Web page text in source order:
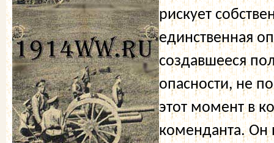
рискует
единственная
создавшееся
опасности, не
этот момент в
коменданта. Он